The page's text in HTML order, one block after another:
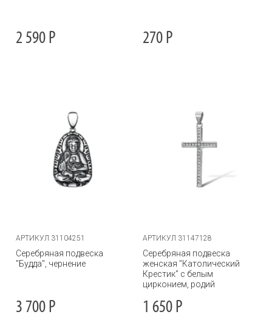
2 590 Р 270 Р
АРТИКУЛ 31104251
Серебряная подвеска
"Будда", чернение
3 700 Р
АРТИКУЛ 31147128
Серебряная подвеска
женская "Католический
Крестик" с белым
цирконием, родий
1 650 Р